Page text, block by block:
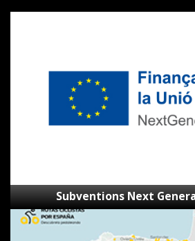
Subventions Next
SpainByBike